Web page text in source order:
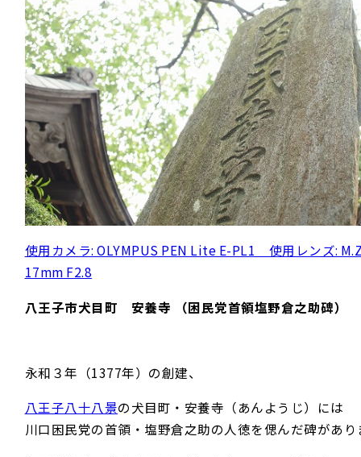
使用カメラ: OLYMPUS PEN Lite E-PL1 使用レンズ:
17mm F2.8
八王子市犬目町 安養寺 （困民党首領塩野倉之助碑）
永和３年（1377年）の創建、
八王子八十八景の犬目町・安養寺（あんようじ）には
川口困民党の首領・塩野倉之助の人徳を偲んだ碑があり